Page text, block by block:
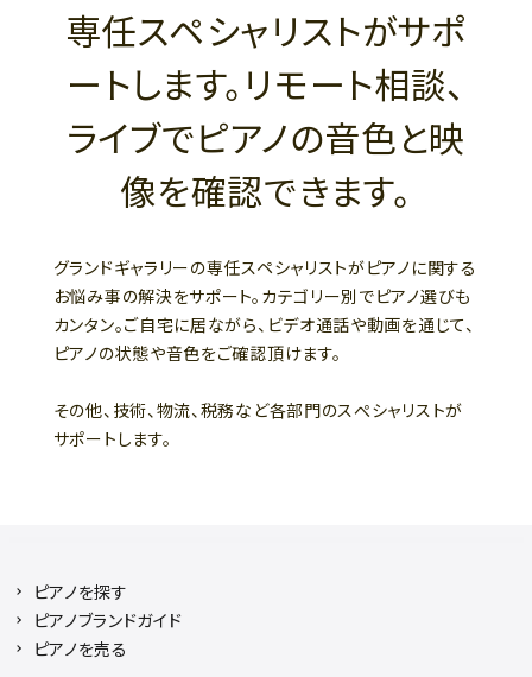
専任スペシャリストがサポ
ートします。リモート相談、
ライブでピアノの音色と映
像を確認できます。
グランドギャラリーの専任スペシャリストがピアノに関する
お悩み事の解決をサポート。カテゴリー別でピアノ選びも
カンタン。ご自宅に居ながら、ビデオ通話や動画を通じて、
ピアノの状態や音色をご確認頂けます。
その他、技術、物流、税務など各部門のスぺシャリストが
サポートします。
ピアノを探す
ピアノブランドガイド
ピアノを売る